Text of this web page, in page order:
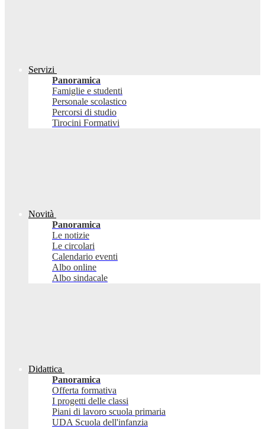
Servizi
Panoramica
Famiglie e studenti
Personale scolastico
Percorsi di studio
Tirocini Formativi
Novità
Panoramica
Le notizie
Le circolari
Calendario eventi
Albo online
Albo sindacale
Didattica
Panoramica
Offerta formativa
I progetti delle classi
Piani di lavoro scuola primaria
UDA Scuola dell'infanzia